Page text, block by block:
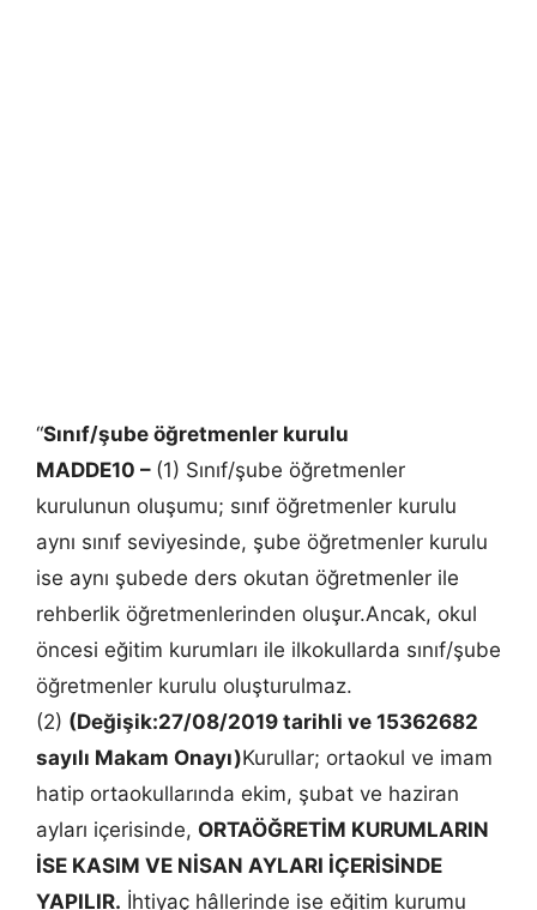
“Sınıf/şube öğretmenler kurulu
MADDE10 – (1) Sınıf/şube öğretmenler
kurulunun oluşumu; sınıf öğretmenler kurulu
aynı sınıf seviyesinde, şube öğretmenler kurulu
ise aynı şubede ders okutan öğretmenler ile
rehberlik öğretmenlerinden oluşur.Ancak, okul
öncesi eğitim kurumları ile ilkokullarda sınıf/şube
öğretmenler kurulu oluşturulmaz.
(2) (Değişik:27/08/2019 tarihli ve 15362682
sayılı Makam Onayı)Kurullar; ortaokul ve imam
hatip ortaokullarında ekim, şubat ve haziran
ayları içerisinde, ORTAÖĞRETİM KURUMLARIN
İSE KASIM VE NİSAN AYLARI İÇERİSİNDE
YAPILIR. İhtiyaç hâllerinde ise eğitim kurumu